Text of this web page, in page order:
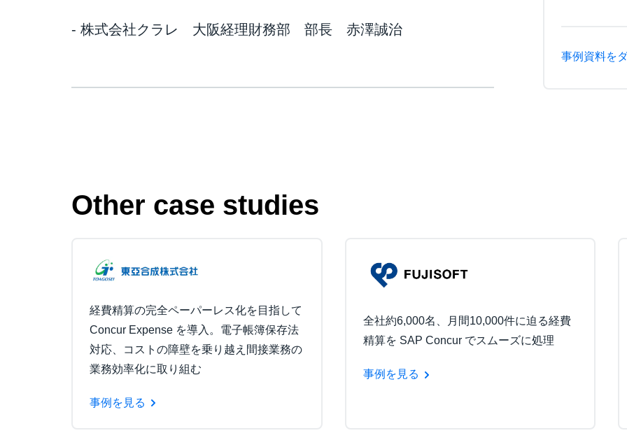
- 株式会社クラレ 大阪経理財務部 部長 赤澤誠治
事例資料を
Other case studies
経費精算の完全ペーパーレス化を目指して
Concur Expense を導入。電子帳簿保存法
対応、コストの障壁を乗り越え間接業務の
業務効率化に取り組む
事例を見る
全社約6,000名、月間10,000件に迫る経費
精算を SAP Concur でスムーズに処理
事例を見る